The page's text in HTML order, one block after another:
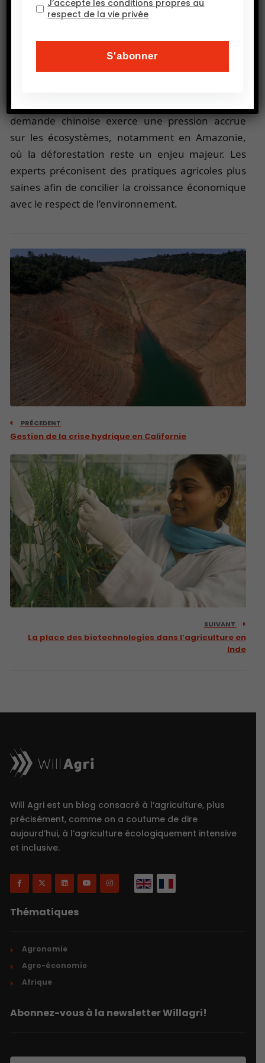
terme face à une demande intérieure
Cependant, cette intensification des échanges
donne naissance à des préoccupations
demande chinoise exerce une pression accrue
sur les écosystèmes, notamment en Amazonie,
où la déforestation reste un enjeu majeur. Les
experts préconisent des pratiques agricoles plus
saines afin de concilier la croissance économique
avec le respect de l’environnement.
PRÉCEDENT
Gestion de la crise hydrique en Californie
SUIVANT
La place des biotechnologies dans l’agriculture en
Inde
Will Agri est un blog consacré à l’agriculture, plus
précisément, comme on a coutume de dire
aujourd’hui, à l’agriculture écologiquement intensive
et inclusive.
Thématiques
Agronomie
Agro-économie
Afrique
Abonnez-vous à la newsletter Willagri!
J’accepte les conditions propres au
respect de la vie privée